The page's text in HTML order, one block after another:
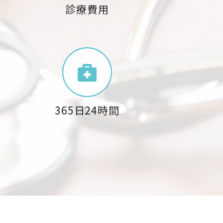
診療費用
365日24時間